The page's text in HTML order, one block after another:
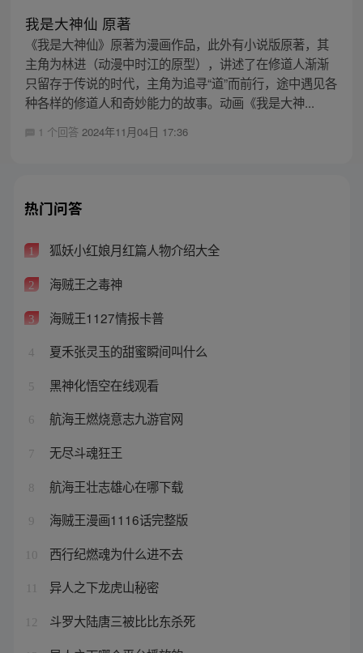
我是大神仙 原著
《我是大神仙》原著为漫画作品，此外有小说版原著，其
主角为林进（动漫中时江的原型），讲述了在修道人渐渐
只留存于传说的时代，主角为追寻“道”而前行，途中遇见各
种各样的修道人和奇妙能力的故事。动画《我是大神...
1 个回答 2024年11月04日 17:36
热门问答
1 狐妖小红娘月红篇人物介绍大全
2 海贼王之毒神
3 海贼王1127情报卡普
4 夏禾张灵玉的甜蜜瞬间叫什么
5 黑神化悟空在线观看
6 航海王燃烧意志九游官网
7 无尽斗魂狂王
8 航海王壮志雄心在哪下载
9 海贼王漫画1116话完整版
10 西行纪燃魂为什么进不去
异人之下龙虎山秘密
12 斗罗大陆唐三被比比东杀死